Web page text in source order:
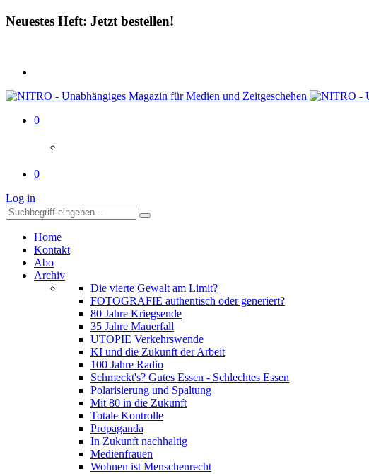
Neuestes Heft: Jetzt bestellen!
0
0
Log in
Home
Kontakt
Abo
Archiv
Die vierte Gewalt am Limit?
FOTOGRAFIE authentisch oder generiert?
80 Jahre Kriegsende
35 Jahre Mauerfall
UTOPIE Verkehrswende
KI und die Zukunft der Arbeit
100 Jahre Radio
Schmeckt's? Gutes Essen - Schlechtes Essen
Polarisierung und Spaltung
Mit 80 in die Zukunft
Totale Kontrolle
Propaganda
In Zukunft nachhaltig
Medienfrauen
Wohnen ist Menschenrecht